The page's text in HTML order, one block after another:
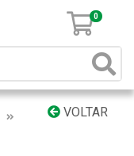
0
VOLTAR